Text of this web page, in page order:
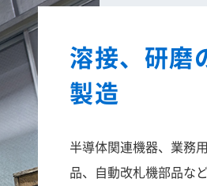
溶接、研磨
製造
半導体関連機器、業務
品、自動改札機部品な